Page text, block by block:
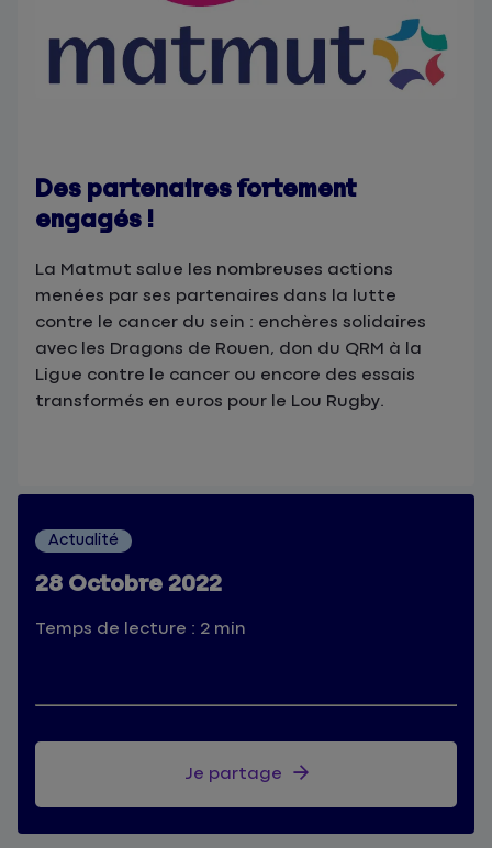
Des partenaires fortement
engagés !
La Matmut salue les nombreuses actions
menées par ses partenaires dans la lutte
contre le cancer du sein : enchères solidaires
avec les Dragons de Rouen, don du QRM à la
Ligue contre le cancer ou encore des essais
transformés en euros pour le Lou Rugby.
Actualité
28 Octobre 2022
Temps de lecture : 2 min
Je partage